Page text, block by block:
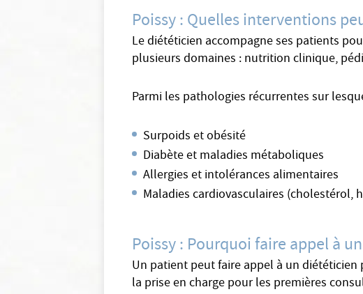
Poissy : Quelles interventions
Le diététicien accompagne ses patients
plusieurs domaines : nutrition clinique,
Parmi les pathologies récurrentes sur
Surpoids et obésité
Diabète et maladies métaboliques
Allergies et intolérances alimentaires
Maladies cardiovasculaires (cholestérol,
Poissy : Pourquoi faire appel à
Un patient peut faire appel à un
la prise en charge pour les premières